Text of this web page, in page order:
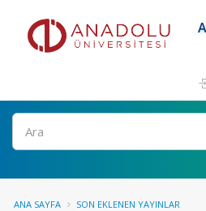
Ara
ANA SAYFA SON EKLENEN YAYINLAR